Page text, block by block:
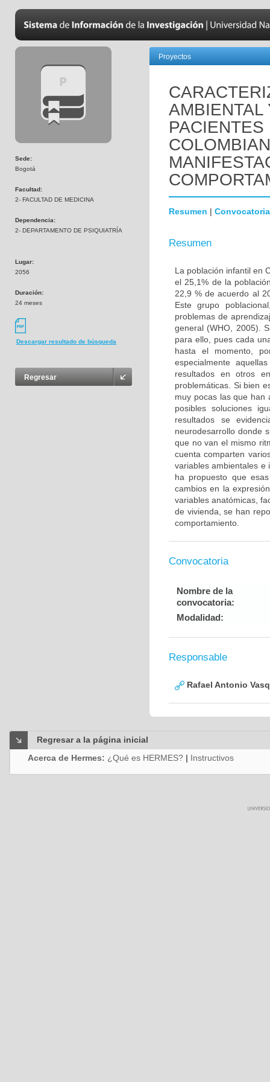
Sede:
Bogotá
Facultad:
2- FACULTAD DE MEDICINA
Dependencia:
2- DEPARTAMENTO DE PSIQUIATRÍA
Lugar:
2056
Duración:
24 meses
Descargar resultado de búsqueda
Regresar
Proyectos
AMBIENTAL
Resumen | Convocatoria
Resumen
La población infantil en
el 25,1% de la
22,9 % de acuerdo al
Este grupo
problemas de
general (WHO, 2005).
para ello, pues cada
hasta el momento,
especialmente
resultados en otros
problemáticas. Si bien
muy pocas las que han
posibles soluciones
resultados se
neurodesarrollo donde
que no van el mismo
cuenta comparten
variables ambientales e
ha propuesto que
cambios en la
variables anatómicas,
de vivienda, se han
comportamiento.
Convocatoria
Nombre de la
convocatoria:
Modalidad:
Responsable
Rafael Antonio
Regresar a la página inicial
Acerca de Hermes: ¿Qué es HERMES? | Instructivos